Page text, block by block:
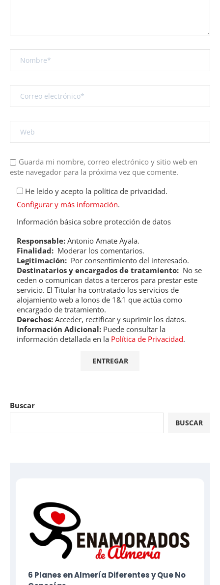
Guarda mi nombre, correo electrónico y sitio web en
este navegador para la próxima vez que comente.
He leído y acepto la política de privacidad.
Configurar y más información.
Información básica sobre protección de datos
Responsable: Antonio Amate Ayala.
Finalidad: Moderar los comentarios.
Legitimación: Por consentimiento del interesado.
Destinatarios y encargados de tratamiento: No se
ceden o comunican datos a terceros para prestar este
servicio. El Titular ha contratado los servicios de
alojamiento web a Ionos de 1&1 que actúa como
encargado de tratamiento.
Derechos: Acceder, rectificar y suprimir los datos.
Información Adicional: Puede consultar la
información detallada en la Política de Privacidad.
Buscar
BUSCAR
6 Planes​ en Almería Diferentes y Que No